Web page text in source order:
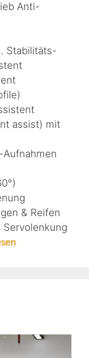
Anti-
Stabilitäts-
assist) mit
& Reifen
Servolenkung